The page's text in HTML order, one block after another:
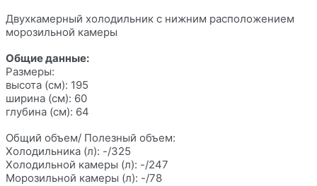
Двухкамерный холодильник с нижним расположением
морозильной камеры
Общие данные:
Размеры:
высота (см): 195
ширина (см): 60
глубина (см): 64
Общий объем/ Полезный объем:
Холодильника (л): -/325
Холодильной камеры (л): -/247
Морозильной камеры (л): -/78